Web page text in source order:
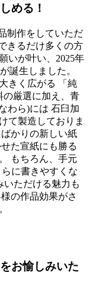
める！
制作をしていただ
きるだけ多くの方
いが叶い、2025年
誕生しました。
きく広がる 「純
の厳選に加え、青
わら)には 石臼加
て製造しておりま
かりの新しい紙
た宣紙にも勝る
もちろん、手元
に書きやすくな
いただける魅力も
の作品効果がさ
お愉しみいた